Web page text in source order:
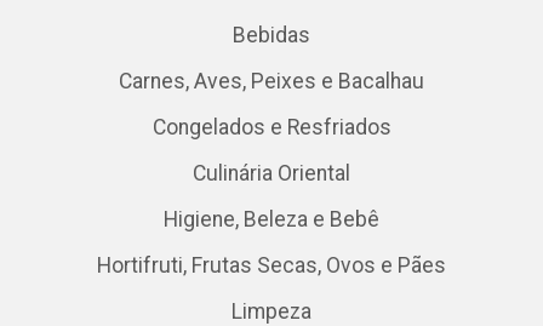
Bebidas
Carnes, Aves, Peixes e Bacalhau
Congelados e Resfriados
Culinária Oriental
Higiene, Beleza e Bebê
Hortifruti, Frutas Secas, Ovos e Pães
Limpeza